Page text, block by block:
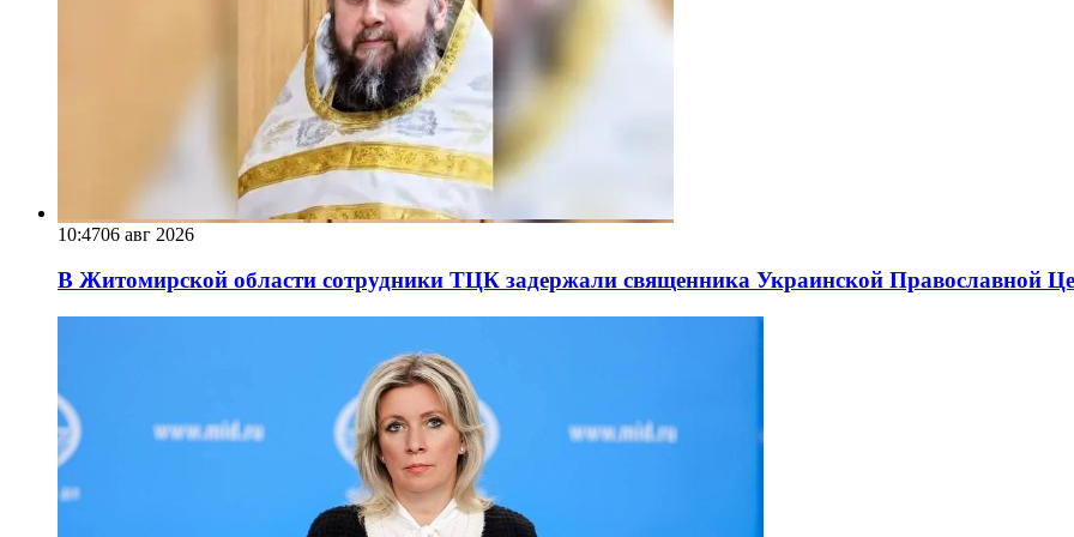
10:4706 авг 2026
В Житомирской области сотрудники ТЦК задержали священника Украинской Православной